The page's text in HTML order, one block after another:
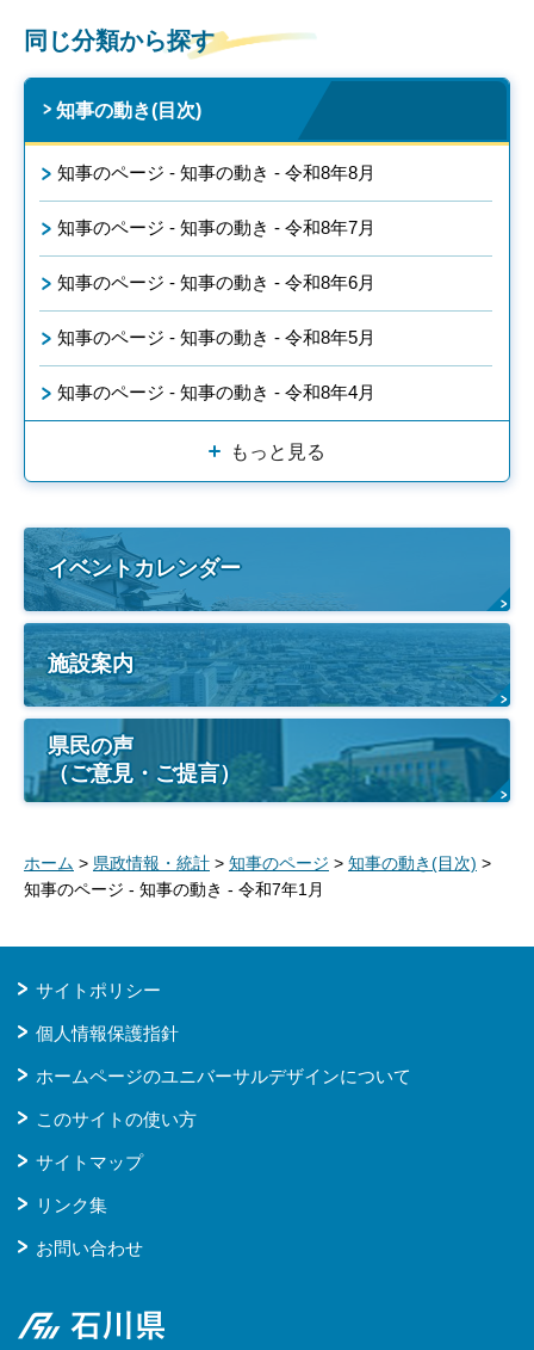
同じ分類から探す
知事の動き(目次)
知事のページ - 知事の動き - 令和8年8月
知事のページ - 知事の動き - 令和8年7月
知事のページ - 知事の動き - 令和8年6月
知事のページ - 知事の動き - 令和8年5月
知事のページ - 知事の動き - 令和8年4月
もっと見る
イベントカレンダー
施設案内
県民の声
（ご意見・ご提言）
ホーム > 県政情報・統計 > 知事のページ > 知事の動き(目次) >
知事のページ - 知事の動き - 令和7年1月
サイトポリシー
個人情報保護指針
ホームページのユニバーサルデザインについて
このサイトの使い方
サイトマップ
リンク集
お問い合わせ
石川県